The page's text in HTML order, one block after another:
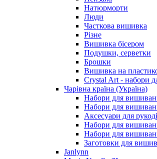
Натюрморти
Люди
Часткова вишивка
Різне
Вишивка бісером
Подушки, серветки
Брошки
Вишивка на
Crystal Art - набори
Чарівна країна (Україна)
Набори для
Набори для
Аксесуари для
Набори для
Набори для
Заготовки для
Janlynn